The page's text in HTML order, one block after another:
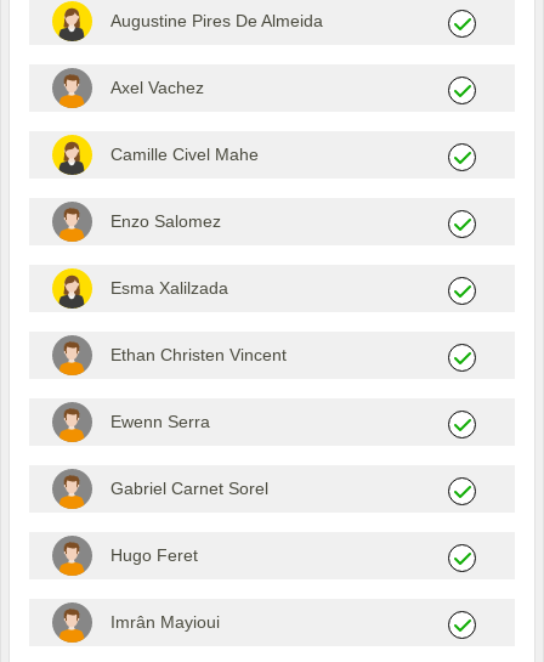
Augustine Pires De Almeida
Axel Vachez
Camille Civel Mahe
Enzo Salomez
Esma Xalilzada
Ethan Christen Vincent
Ewenn Serra
Gabriel Carnet Sorel
Hugo Feret
Imrân Mayioui